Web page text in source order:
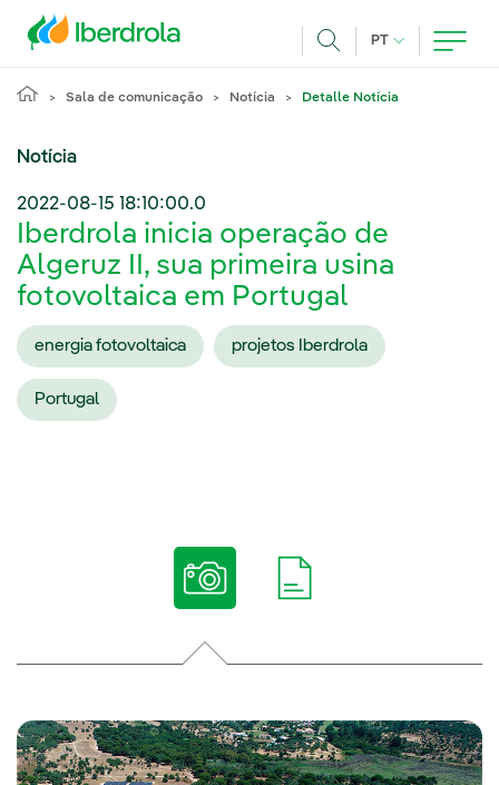
PT IDIOMA ATUAL,
Sala de comunicação Notícia Detalle Notícia
Notícia
2022-08-15 18:10:00.0
Iberdrola inicia operação de
Algeruz II, sua primeira usina
fotovoltaica em Portugal
energia fotovoltaica projetos Iberdrola
Portugal